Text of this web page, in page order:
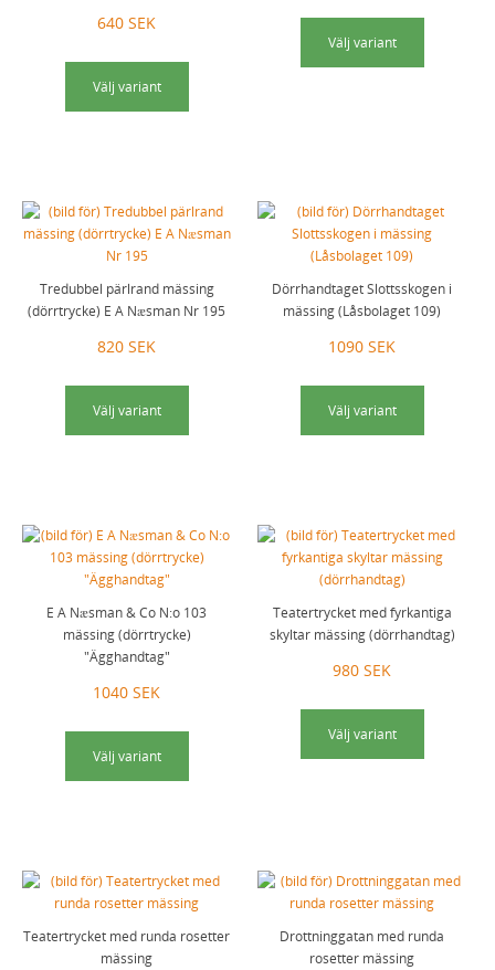
640 SEK
Välj variant
Välj variant
Tredubbel pärlrand mässing
(dörrtrycke) E A Næsman Nr 195
820 SEK
Välj variant
Dörrhandtaget Slottsskogen i
mässing (Låsbolaget 109)
1090 SEK
Välj variant
E A Næsman & Co N:o 103
mässing (dörrtrycke)
"Ägghandtag"
1040 SEK
Välj variant
Teatertrycket med fyrkantiga
skyltar mässing (dörrhandtag)
980 SEK
Välj variant
Teatertrycket med runda rosetter
mässing
Drottninggatan med runda
rosetter mässing